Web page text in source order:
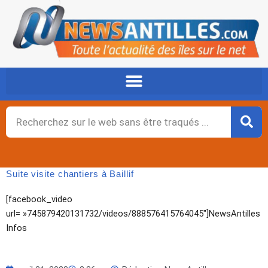
contenu
Rechercher
Suite visite chantiers à Baillif
[facebook_video
url= »745879420131732/videos/888576415764045″]NewsAntilles
Infos